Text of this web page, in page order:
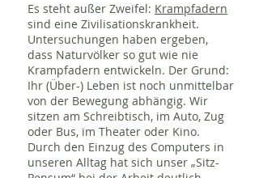
Es steht außer Zweifel: Krampfadern
sind eine Zivilisationskrankheit.
Untersuchungen haben ergeben,
dass Naturvölker so gut wie nie
Krampfadern entwickeln. Der Grund:
Ihr (Über-) Leben ist noch unmittelbar
von der Bewegung abhängig. Wir
sitzen am Schreibtisch, im Auto, Zug
oder Bus, im Theater oder Kino.
Durch den Einzug des Computers in
unseren Alltag hat sich unser „Sitz-